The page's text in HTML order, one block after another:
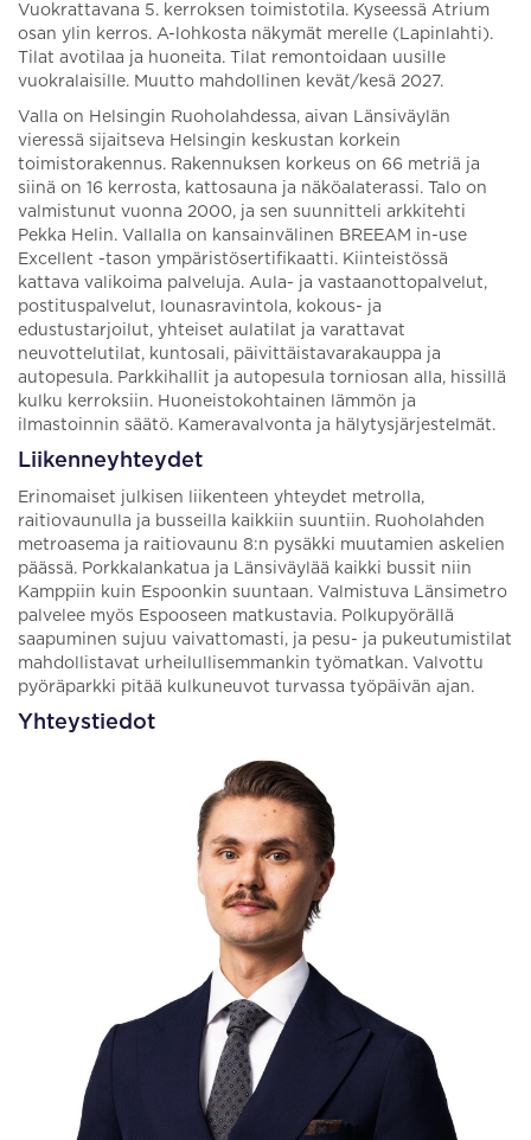
Vuokrattavana 5. kerroksen toimistotila. Kyseessä Atrium
osan ylin kerros. A-lohkosta näkymät merelle (Lapinlahti).
Tilat avotilaa ja huoneita. Tilat remontoidaan uusille
vuokralaisille. Muutto mahdollinen kevät/kesä 2027.
Valla on Helsingin Ruoholahdessa, aivan Länsiväylän
vieressä sijaitseva Helsingin keskustan korkein
toimistorakennus. Rakennuksen korkeus on 66 metriä ja
siinä on 16 kerrosta, kattosauna ja näköalaterassi. Talo on
valmistunut vuonna 2000, ja sen suunnitteli arkkitehti
Pekka Helin. Vallalla on kansainvälinen BREEAM in-use
Excellent -tason ympäristösertifikaatti. Kiinteistössä
kattava valikoima palveluja. Aula- ja vastaanottopalvelut,
postituspalvelut, lounasravintola, kokous- ja
edustustarjoilut, yhteiset aulatilat ja varattavat
neuvottelutilat, kuntosali, päivittäistavarakauppa ja
autopesula. Parkkihallit ja autopesula torniosan alla, hissillä
kulku kerroksiin. Huoneistokohtainen lämmön ja
ilmastoinnin säätö. Kameravalvonta ja hälytysjärjestelmät.
Liikenneyhteydet
Erinomaiset julkisen liikenteen yhteydet metrolla,
raitiovaunulla ja busseilla kaikkiin suuntiin. Ruoholahden
metroasema ja raitiovaunu 8:n pysäkki muutamien askelien
päässä. Porkkalankatua ja Länsiväylää kaikki bussit niin
Kamppiin kuin Espoonkin suuntaan. Valmistuva Länsimetro
palvelee myös Espooseen matkustavia. Polkupyörällä
saapuminen sujuu vaivattomasti, ja pesu- ja pukeutumistilat
mahdollistavat urheilullisemmankin työmatkan. Valvottu
pyöräparkki pitää kulkuneuvot turvassa työpäivän ajan.
Yhteystiedot